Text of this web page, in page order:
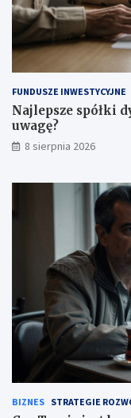
c
ć
u
w
a
g
ę
?
FUNDUSZE INWESTYCYJNE
Najlepsze spółki
uwagę?
8 sierpnia 2026
BIZNES STRATEGIE